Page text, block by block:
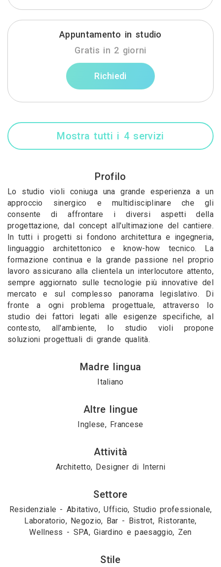
Appuntamento in studio
Gratis in 2 giorni
Richiedi
Mostra tutti i 4 servizi
Profilo
Lo studio violi coniuga una grande esperienza a un
approccio sinergico e multidisciplinare che gli
consente di affrontare i diversi aspetti della
progettazione, dal concept all'ultimazione del cantiere.
In tutti i progetti si fondono architettura e ingegneria,
linguaggio architettonico e know-how tecnico. La
formazione continua e la grande passione nel proprio
lavoro assicurano alla clientela un interlocutore attento,
sempre aggiornato sulle tecnologie più innovative del
mercato e sul complesso panorama legislativo. Di
fronte a ogni problema progettuale, attraverso lo
studio dei fattori legati alle esigenze specifiche, al
contesto, all'ambiente, lo studio violi propone
soluzioni progettuali di grande qualità.
Madre lingua
Italiano
Altre lingue
Inglese, Francese
Attività
Architetto, Designer di Interni
Settore
Residenziale - Abitativo, Ufficio, Studio professionale,
Laboratorio, Negozio, Bar - Bistrot, Ristorante,
Wellness - SPA, Giardino e paesaggio, Zen
Stile